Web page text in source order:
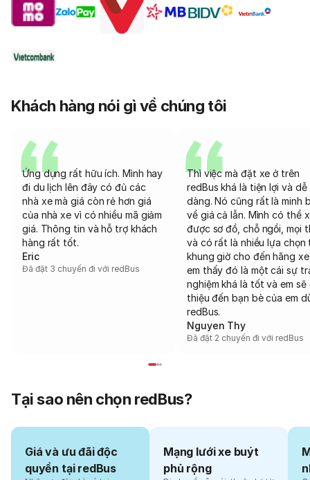
Khách hàng nói gì về chúng tôi
Ứng dụng rất hữu ích. Mình hay
đi du lịch lên đây có đủ các
nhà xe mà giá còn rẻ hơn giá
của nhà xe vì có nhiều mã giảm
giá. Thông tin và hỗ trợ khách
hàng rất tốt.
Eric
Đã đặt 3 chuyến đi với redBus
Thì việc mà đặt xe ở trên
redBus khá là tiện lợi và dễ
dàng. Nó cũng rất là minh
về giá cả lẫn. Mình có thể
được sơ đồ, chỗ ngồi, mọi
và có rất là nhiều lựa chọn
khung giờ cho đến hãng
em thấy đó là một cái sự
nghiệm khá là tốt và em sẽ
thiệu đến bạn bè của em
redBus.
Nguyen Thy
Đã đặt 2 chuyến đi với redBus
Tại sao nên chọn redBus?
Giá và ưu đãi độc
quyền tại redBus
Mạng lưới xe buýt
phủ rộng